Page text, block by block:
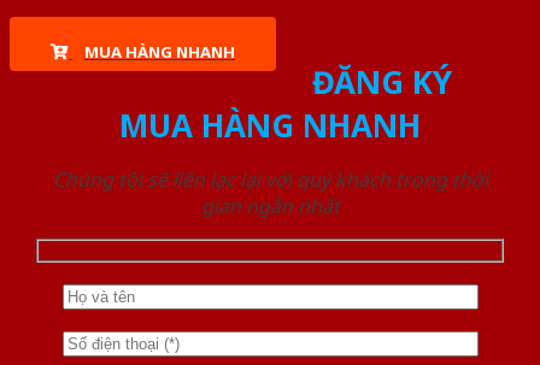
MUA HÀNG NHANH
ĐĂNG KÝ
MUA HÀNG NHANH
Chúng tôi sẽ liên lạc lại với quý khách trong thời
gian ngắn nhất